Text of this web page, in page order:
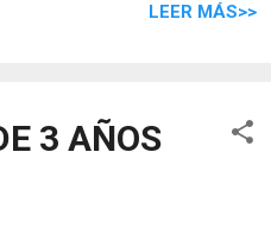
LEER MÁS>>
3 AÑOS